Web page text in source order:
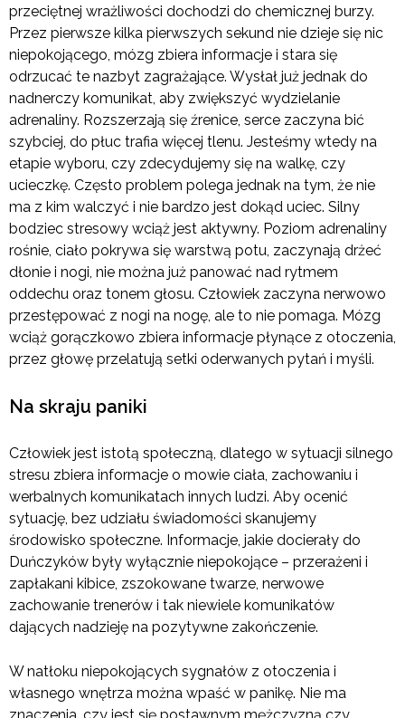
przeciętnej wrażliwości dochodzi do chemicznej burzy.
Przez pierwsze kilka pierwszych sekund nie dzieje się nic
niepokojącego, mózg zbiera informacje i stara się
odrzucać te nazbyt zagrażające. Wysłał już jednak do
nadnerczy komunikat, aby zwiększyć wydzielanie
adrenaliny. Rozszerzają się źrenice, serce zaczyna bić
szybciej, do płuc trafia więcej tlenu. Jesteśmy wtedy na
etapie wyboru, czy zdecydujemy się na walkę, czy
ucieczkę. Często problem polega jednak na tym, że nie
ma z kim walczyć i nie bardzo jest dokąd uciec. Silny
bodziec stresowy wciąż jest aktywny. Poziom adrenaliny
rośnie, ciało pokrywa się warstwą potu, zaczynają drżeć
dłonie i nogi, nie można już panować nad rytmem
oddechu oraz tonem głosu. Człowiek zaczyna nerwowo
przestępować z nogi na nogę, ale to nie pomaga. Mózg
wciąż gorączkowo zbiera informacje płynące z otoczenia,
przez głowę przelatują setki oderwanych pytań i myśli.
Na skraju paniki
Człowiek jest istotą społeczną, dlatego w sytuacji silnego
stresu zbiera informacje o mowie ciała, zachowaniu i
werbalnych komunikatach innych ludzi. Aby ocenić
sytuację, bez udziału świadomości skanujemy
środowisko społeczne. Informacje, jakie docierały do
Duńczyków były wyłącznie niepokojące – przerażeni i
zapłakani kibice, zszokowane twarze, nerwowe
zachowanie trenerów i tak niewiele komunikatów
dających nadzieję na pozytywne zakończenie.
W natłoku niepokojących sygnałów z otoczenia i
własnego wnętrza można wpaść w panikę. Nie ma